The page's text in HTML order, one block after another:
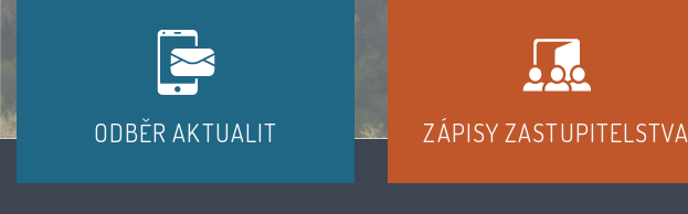
ODBĚR AKTUALIT ZÁPISY ZASTUPITELSTVA